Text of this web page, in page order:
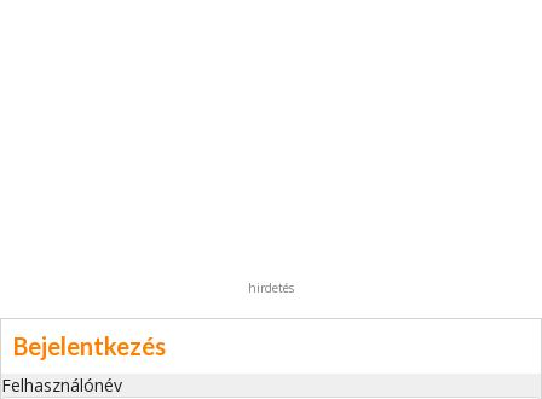
hirdetés
Bejelentkezés
Felhasználónév